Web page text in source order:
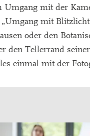
mit der
mit
oder den
den Tellerrand
einmal mit der